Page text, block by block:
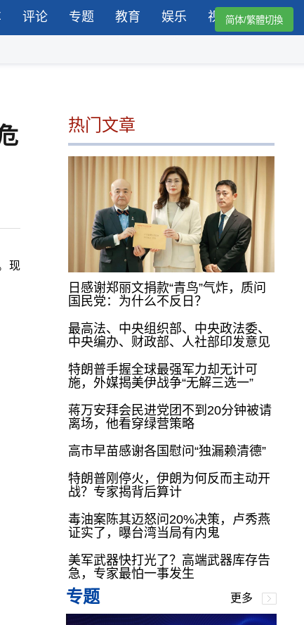
评论 专题 教育 娱乐 视频简体/繁體切換
现
热门文章
日感谢郑丽文捐款“青鸟”气炸，质问
国民党：为什么不反日？
最高法、中央组织部、中央政法委、
中央编办、财政部、人社部印发意见
特朗普手握全球最强军力却无计可
施，外媒揭美伊战争“无解三选一”
蒋万安拜会民进党团不到20分钟被请
离场，他看穿绿营策略
高市早苗感谢各国慰问“独漏赖清德”
特朗普刚停火，伊朗为何反而主动开
战？专家揭背后算计
毒油案陈其迈怒问20%决策，卢秀燕
证实了，曝台湾当局有内鬼
美军武器快打光了？高端武器库存告
急，专家最怕一事发生
专题 更多